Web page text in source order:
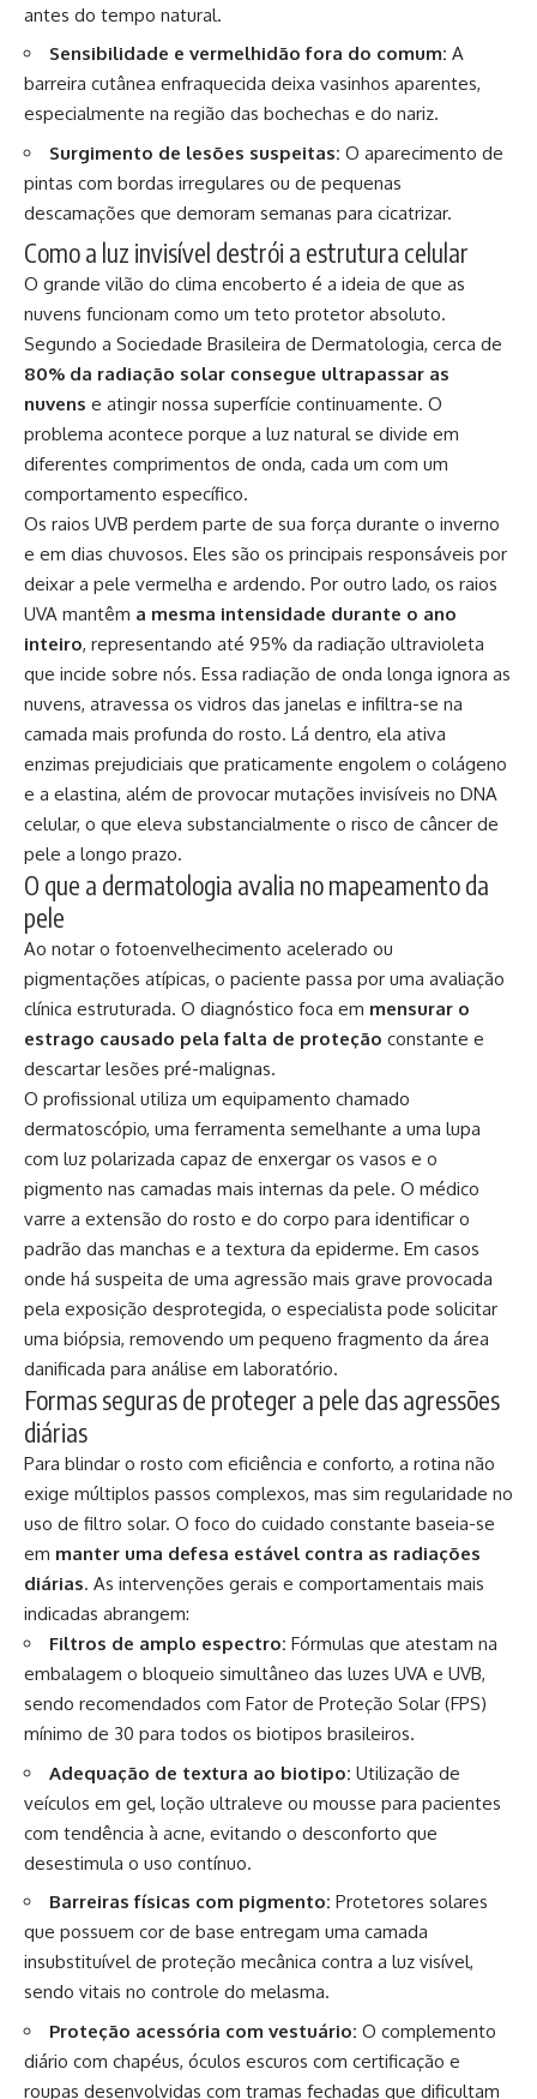
antes do tempo natural.
Sensibilidade e vermelhidão fora do comum: A
barreira cutânea enfraquecida deixa vasinhos aparentes,
especialmente na região das bochechas e do nariz.
Surgimento de lesões suspeitas: O aparecimento de
pintas com bordas irregulares ou de pequenas
descamações que demoram semanas para cicatrizar.
Como a luz invisível destrói a estrutura celular
O grande vilão do clima encoberto é a ideia de que as
nuvens funcionam como um teto protetor absoluto.
Segundo a Sociedade Brasileira de Dermatologia, cerca de
80% da radiação solar consegue ultrapassar as
nuvens e atingir nossa superfície continuamente. O
problema acontece porque a luz natural se divide em
diferentes comprimentos de onda, cada um com um
comportamento específico.
Os raios UVB perdem parte de sua força durante o inverno
e em dias chuvosos. Eles são os principais responsáveis por
deixar a pele vermelha e ardendo. Por outro lado, os raios
UVA mantêm a mesma intensidade durante o ano
inteiro, representando até 95% da radiação ultravioleta
que incide sobre nós. Essa radiação de onda longa ignora as
nuvens, atravessa os vidros das janelas e infiltra-se na
camada mais profunda do rosto. Lá dentro, ela ativa
enzimas prejudiciais que praticamente engolem o colágeno
e a elastina, além de provocar mutações invisíveis no DNA
celular, o que eleva substancialmente o risco de câncer de
pele a longo prazo.
O que a dermatologia avalia no mapeamento da
pele
Ao notar o fotoenvelhecimento acelerado ou
pigmentações atípicas, o paciente passa por uma avaliação
clínica estruturada. O diagnóstico foca em mensurar o
estrago causado pela falta de proteção constante e
descartar lesões pré-malignas.
O profissional utiliza um equipamento chamado
dermatoscópio, uma ferramenta semelhante a uma lupa
com luz polarizada capaz de enxergar os vasos e o
pigmento nas camadas mais internas da pele. O médico
varre a extensão do rosto e do corpo para identificar o
padrão das manchas e a textura da epiderme. Em casos
onde há suspeita de uma agressão mais grave provocada
pela exposição desprotegida, o especialista pode solicitar
uma biópsia, removendo um pequeno fragmento da área
danificada para análise em laboratório.
Formas seguras de proteger a pele das agressões
diárias
Para blindar o rosto com eficiência e conforto, a rotina não
exige múltiplos passos complexos, mas sim regularidade no
uso de filtro solar. O foco do cuidado constante baseia-se
em manter uma defesa estável contra as radiações
diárias. As intervenções gerais e comportamentais mais
indicadas abrangem:
Filtros de amplo espectro: Fórmulas que atestam na
embalagem o bloqueio simultâneo das luzes UVA e UVB,
sendo recomendados com Fator de Proteção Solar (FPS)
mínimo de 30 para todos os biotipos brasileiros.
Adequação de textura ao biotipo: Utilização de
veículos em gel, loção ultraleve ou mousse para pacientes
com tendência à acne, evitando o desconforto que
desestimula o uso contínuo.
Barreiras físicas com pigmento: Protetores solares
que possuem cor de base entregam uma camada
insubstituível de proteção mecânica contra a luz visível,
sendo vitais no controle do melasma.
Proteção acessória com vestuário: O complemento
diário com chapéus, óculos escuros com certificação e
roupas desenvolvidas com tramas fechadas que dificultam